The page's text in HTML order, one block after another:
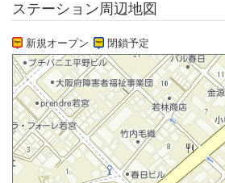
ステーション周辺地図
新規オープン 閉鎖予定